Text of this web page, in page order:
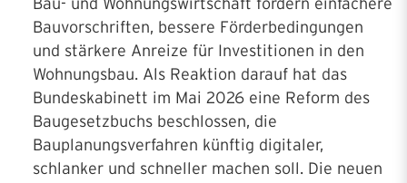
Bauvorschriften, bessere Förderbedingungen
und stärkere Anreize für Investitionen in den
Wohnungsbau. Als Reaktion darauf hat das
Bundeskabinett im Mai 2026 eine Reform des
Baugesetzbuchs beschlossen, die
Bauplanungsverfahren künftig digitaler,
schlanker und schneller machen soll. Die neuen